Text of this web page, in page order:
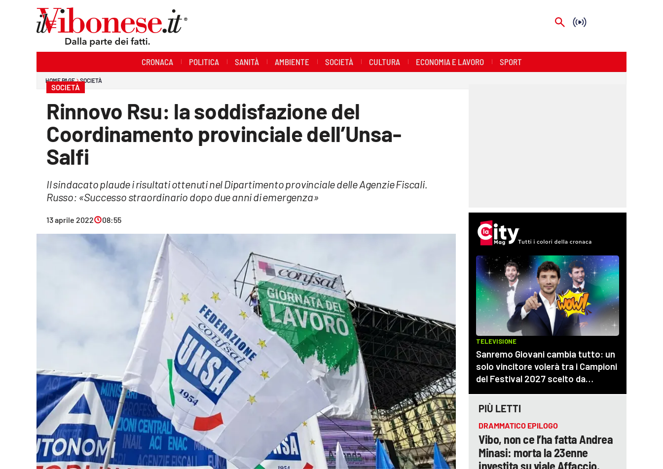
CRONACA POLITICA SANITÀ AMBIENTE SOCIETÀ CULTURA ECONOMIA E LAVORO SPORT
HOME PAGE SOCIETÀ
SOCIETÀ
Rinnovo Rsu: la soddisfazione del
Coordinamento provinciale dell’Unsa-
Salfi
Il sindacato plaude i risultati ottenuti nel Dipartimento provinciale delle Agenzie Fiscali.
Russo: «Successo straordinario dopo due anni di emergenza»
13 aprile 2022 08:55
PIÙ LETTI
DRAMMATICO EPILOGO
Vibo, non ce l’ha fatta Andrea
Minasi: morta la 23enne
investita su viale Affaccio,